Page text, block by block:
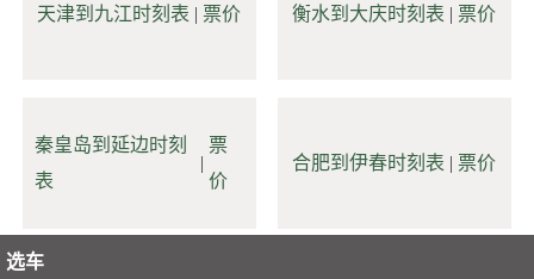
天津到九江时刻表 |票价 衡水到大庆时刻表 |票价
秦皇岛到延边时刻
表
|
票
价
合肥到伊春时刻表 |票价
选车